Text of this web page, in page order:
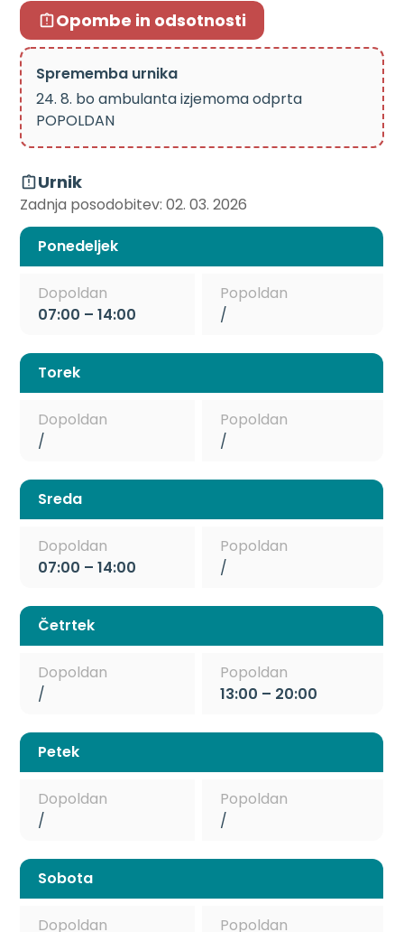
Opombe in odsotnosti
Sprememba urnika
24. 8. bo ambulanta izjemoma odprta
POPOLDAN
Urnik
Zadnja posodobitev: 02. 03. 2026
Ponedeljek
Dopoldan
07:00 – 14:00
Popoldan
/
Torek
Dopoldan
/
Popoldan
/
Sreda
Dopoldan
07:00 – 14:00
Popoldan
/
Četrtek
Dopoldan
/
Popoldan
13:00 – 20:00
Petek
Dopoldan
/
Popoldan
/
Sobota
Dopoldan Popoldan